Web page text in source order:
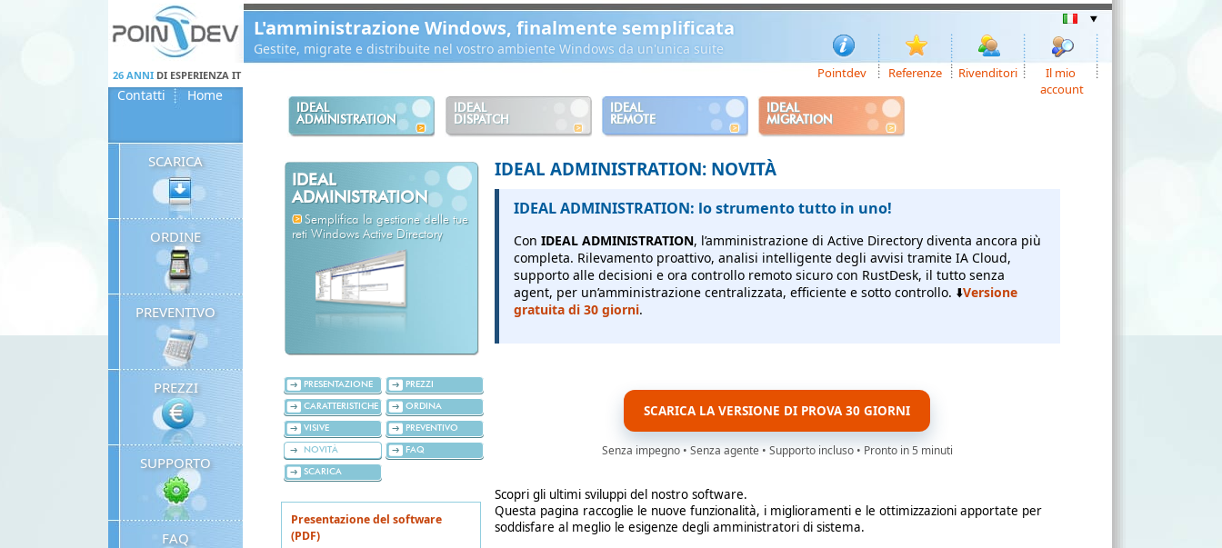
L'amministrazione Windows, finalmente semplificata
Gestite, migrate e distribuite nel vostro ambiente Windows da un'unica suite
26 ANNIDI ESPERIENZA IT Pointdev Referenze Rivenditori
Il mio
account
Contatti Home
IDEAL
ADMINISTRATION
IDEAL
DISPATCH
IDEAL
REMOTE
IDEAL
MIGRATION
SCARICA
ORDINE
PREVENTIVO
PREZZI
SUPPORTO
FAQ
IDEAL
ADMINISTRATION
Semplifica la gestione delle tue
reti Windows Active Directory
PRESENTAZIONE
CARATTERISTICHE
VISIVE
NOVITÀ
SCARICA
PREZZI
ORDINA
PREVENTIVO
FAQ
Presentazione del software
(PDF)
IDEAL ADMINISTRATION: NOVITÀ
IDEAL ADMINISTRATION: lo strumento tutto in uno!
ConIDEAL ADMINISTRATION, l’amministrazione di Active Directory diventa ancora più
completa. Rilevamento proattivo, analisi intelligente degli avvisi tramite IA Cloud,
supporto alle decisioni e ora controllo remoto sicuro con RustDesk, il tutto senza
agent, per un’amministrazione centralizzata, efficiente e sotto controllo. ⬇️Versione
gratuita di 30 giorni.
SCARICA LA VERSIONE DI PROVA 30 GIORNI
Senza impegno • Senza agente • Supporto incluso • Pronto in 5 minuti
Scopri gli ultimi sviluppi del nostro software.
Questa pagina raccoglie le nuove funzionalità, i miglioramenti e le ottimizzazioni apportate per
soddisfare al meglio le esigenze degli amministratori di sistema.
Panneau de gestion des cookies